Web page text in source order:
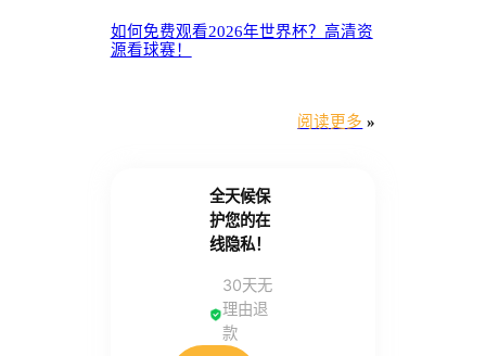
如何免费观看2026年世界杯？高清资
源看球赛！
阅读更多 »
全天候保
护您的在
线隐私！
30天无
理由退
款